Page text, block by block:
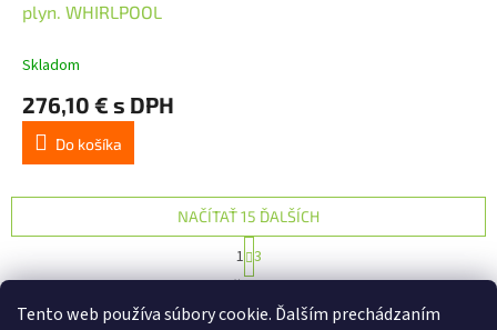
Tento web používa súbory cookie. Ďalším prechádzaním
plyn. WHIRLPOOL
Skladom
276,10 € s DPH
Do košíka
O
l
NAČÍTAŤ 15 ĎALŠÍCH
t
r
n
1 3
40položiek celkom
HORE